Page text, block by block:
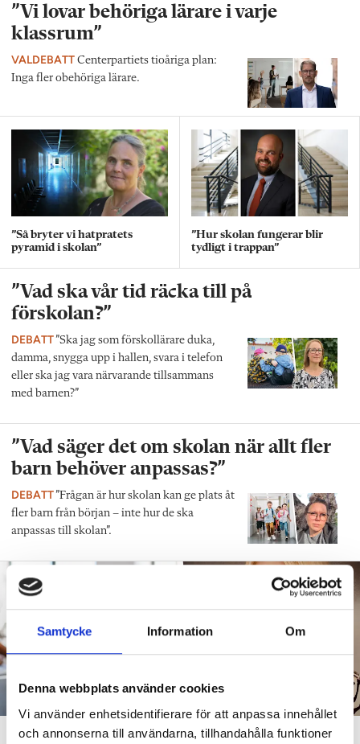
Samtycke Information Om
Denna webbplats använder cookies
Vi använder enhetsidentifierare för att anpassa innehållet
och annonserna till användarna, tillhandahålla funktioner
”Vi lovar behöriga lärare i varje
klassrum”
VALDEBATT Centerpartiets tioåriga plan:
Inga fler obehöriga lärare.
”Så bryter vi hatpratets
pyramid i skolan”
”Hur skolan fungerar blir
tydligt i trappan”
”Vad ska vår tid räcka till på
förskolan?”
DEBATT”Ska jag som förskollärare duka,
damma, snygga upp i hallen, svara i telefon
eller ska jag vara närvarande tillsammans
med barnen?”
”Vad säger det om skolan när allt fler
barn behöver anpassas?”
DEBATT”Frågan är hur skolan kan ge plats åt
fler barn från början – inte hur de ska
anpassas till skolan”.